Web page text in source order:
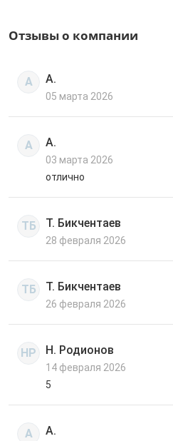
Отзывы о компании
А А.
05 марта 2026
А А.
03 марта 2026
отлично
ТБ Т. Бикчентаев
28 февраля 2026
ТБ Т. Бикчентаев
26 февраля 2026
НР Н. Родионов
14 февраля 2026
5
А А.